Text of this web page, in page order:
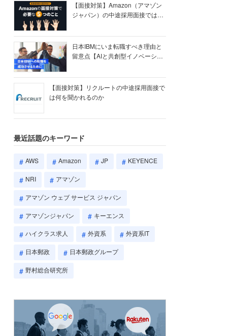
【面接対策】Amazon（アマゾン
ジャパン）の中途採用面接では何
日本IBMにいま転職すべき理由と
留意点【AIと共創型イノベーショ
【面接対策】リクルートの中途採用面接で
は何を聞かれるのか
最近話題のキーワード
AWS Amazon JP KEYENCE
NRI アマゾン
アマゾン ウェブ サービス ジャパン
アマゾンジャパン キーエンス
ハイクラス求人 外資系 外資系IT
日本郵政 日本郵政グループ
野村総合研究所